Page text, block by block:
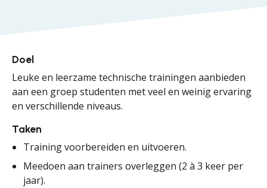
Doel
Leuke en leerzame technische trainingen aanbieden
aan een groep studenten met veel en weinig ervaring
en verschillende niveaus.
Taken
Training voorbereiden en uitvoeren.
Meedoen aan trainers overleggen (2 à 3 keer per
jaar).